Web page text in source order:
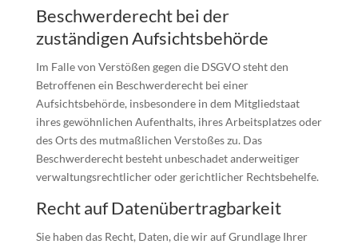
Beschwerde­recht bei der
zuständigen Aufsichts­behörde
Im Falle von Verstößen gegen die DSGVO steht den
Betroffenen ein Beschwerderecht bei einer
Aufsichtsbehörde, insbesondere in dem Mitgliedstaat
ihres gewöhnlichen Aufenthalts, ihres Arbeitsplatzes oder
des Orts des mutmaßlichen Verstoßes zu. Das
Beschwerderecht besteht unbeschadet anderweitiger
verwaltungsrechtlicher oder gerichtlicher Rechtsbehelfe.
Recht auf Daten­übertrag­barkeit
Sie haben das Recht, Daten, die wir auf Grundlage Ihrer